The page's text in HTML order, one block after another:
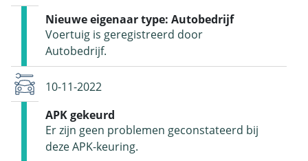
Nieuwe eigenaar type: Autobedrijf
Voertuig is geregistreerd door
Autobedrijf.
10-11-2022
APK gekeurd
Er zijn geen problemen geconstateerd bij
deze APK-keuring.